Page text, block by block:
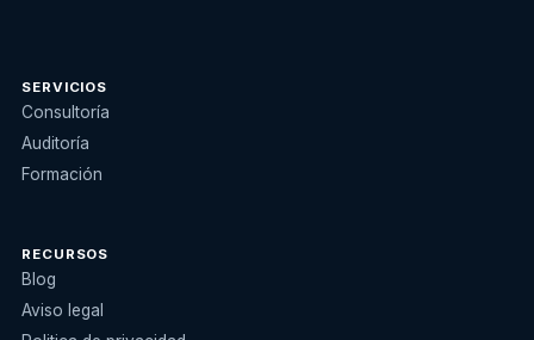
SERVICIOS
Consultoría
Auditoría
Formación
RECURSOS
Blog
Aviso legal